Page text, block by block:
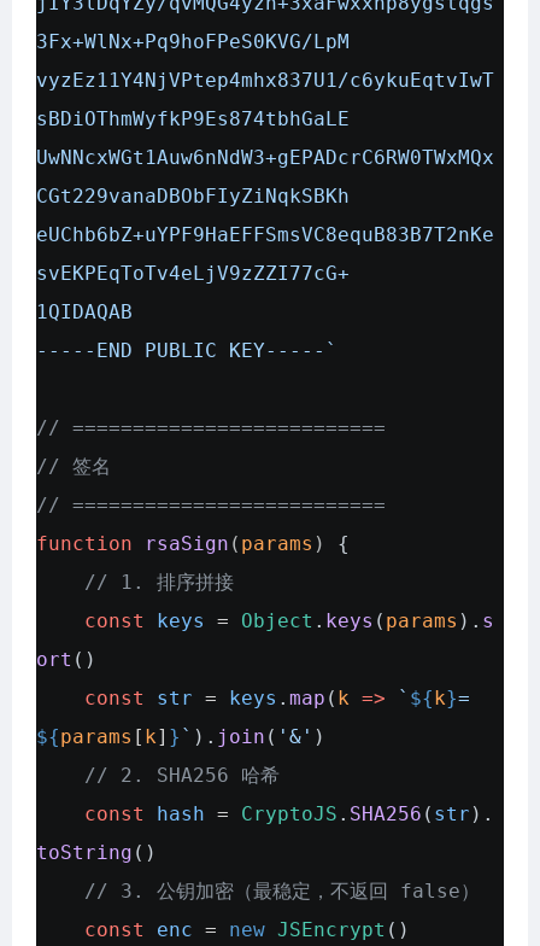
3Fx+WlNx+Pq9hoFPeS0KVG/LpM
vyzEz11Y4NjVPtep4mhx837U1/c6ykuEqtvIwT
sBDiOThmWyfkP9Es874tbhGaLE
UwNNcxWGt1Auw6nNdW3+gEPADcrC6RW0TWxMQx
CGt229vanaDBObFIyZiNqkSBKh
eUChb6bZ+uYPF9HaEFFSmsVC8equB83B7T2nKe
svEKPEqToTv4eLjV9zZZI77cG+
1QIDAQAB
-----END PUBLIC KEY-----`
// ==========================
// 签名
// ==========================
function
rsaSign ( params ) {
// 1. 排序拼接
const
keys = Object . keys ( params ). s
ort ()
const
str = keys . map ( k => ` ${k}=
${params [ k] } ` ). join ( '&' )
// 2. SHA256 哈希
const
hash = CryptoJS . SHA256 ( str ).
toString ()
// 3. 公钥加密（最稳定，不返回 false）
const
enc = new JSEncrypt ()